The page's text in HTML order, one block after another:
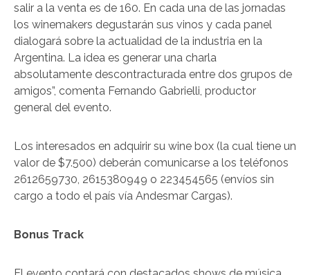
salir a la venta es de 160. En cada una de las jornadas
los winemakers degustarán sus vinos y cada panel
dialogará sobre la actualidad de la industria en la
Argentina. La idea es generar una charla
absolutamente descontracturada entre dos grupos de
amigos”, comenta Fernando Gabrielli, productor
general del evento.
Los interesados en adquirir su wine box (la cual tiene un
valor de $7.500) deberán comunicarse a los teléfonos
2612659730, 2615380949 o 223454565 (envíos sin
cargo a todo el país vía Andesmar Cargas).
Bonus Track